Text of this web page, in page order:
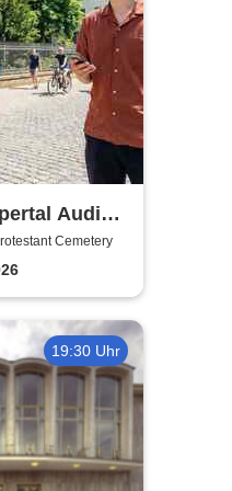
Audio-
Glaube
Cemetery
19:30 Uhr